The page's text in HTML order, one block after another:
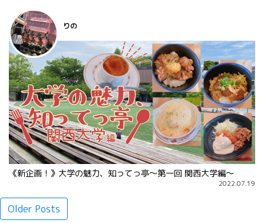
《新企画！》大学の魅力、知ってっ亭〜第一回 関西大学編〜
2022.07.19
りの
投Older Posts